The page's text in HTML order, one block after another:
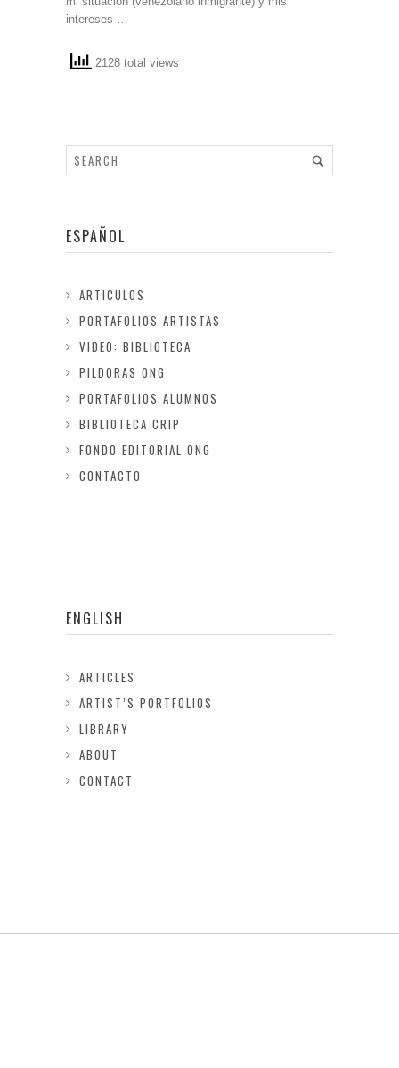
intereses …
2128 total views
ESPAÑOL
ARTICULOS
PORTAFOLIOS ARTISTAS
VIDEO: BIBLIOTECA
PILDORAS ONG
PORTAFOLIOS ALUMNOS
BIBLIOTECA CRIP
FONDO EDITORIAL ONG
CONTACTO
ENGLISH
ARTICLES
ARTIST’S PORTFOLIOS
LIBRARY
ABOUT
CONTACT